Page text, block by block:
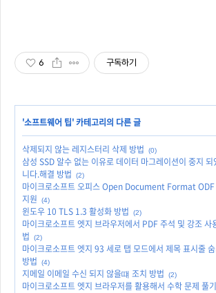
6 구독하기
'소프트웨어 팁' 카테고리의 다른 글
삭제되지 않는 레지스터리 삭제 방법 (0)
삼성 SSD 알수 없는 이유로 데이터 마그레이션이 중지 되
니다.해결 방법
(2)
마이크로소프트 오피스 Open Document Format
지원
(4)
윈도우 10 TLS 1.3 활성화 방법 (2)
마이크로소프트 엣지 브라우저에서 PDF 주석 및 강조 사
법
(2)
마이크로소프트 엣지 93 세로 탭 모드에서 제목 표시줄
방법
(4)
지메일 이메일 수신 되지 않을떄 조치 방법 (2)
마이크로소프트 엣지 브라우저를 활용해서 수학 문제 풀기